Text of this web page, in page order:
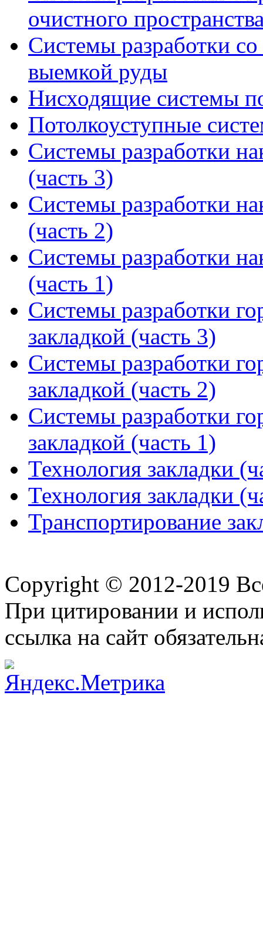
очистного
Системы разработки
выемкой руды
Нисходящие системы
Потолкоуступные
Системы разработки
(часть 3)
Системы разработки
(часть 2)
Системы разработки
(часть 1)
Системы разработки
закладкой (часть 3)
Системы разработки
закладкой (часть 2)
Системы разработки
закладкой (часть 1)
Технология закладки
Технология закладки
Транспортирование
Copyright © 2012-2019
При цитировании и
ссылка на сайт